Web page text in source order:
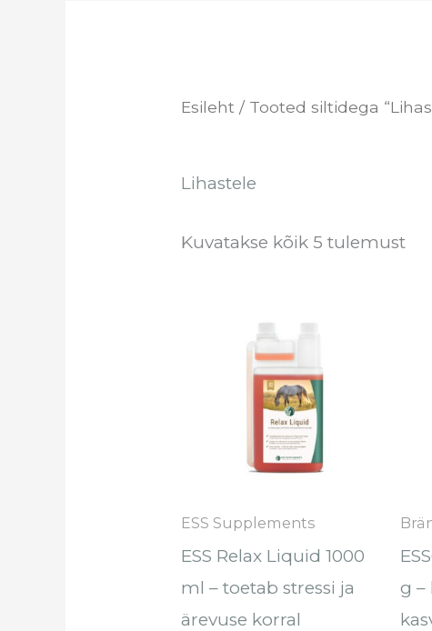
Esileht / Tooted siltidega
Lihastele
Kuvatakse kõik 5 tulemust
ESS Supplements
ESS Relax Liquid 1000
ml – toetab stressi ja
ärevuse korral
g –